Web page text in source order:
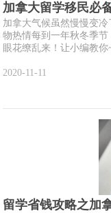
加拿大留学移民必
加拿大气候虽然慢慢变
物热情每到一年秋冬季
眼花缭乱来！让小编教
2020-11-11
留学省钱攻略之加